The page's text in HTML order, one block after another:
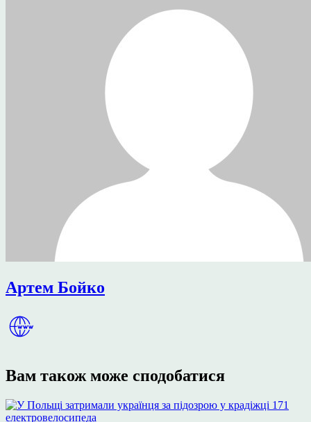
Артем Бойко
Вам також може сподобатися